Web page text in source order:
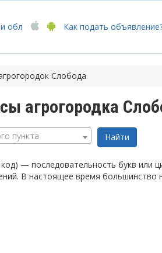
и обл Как подать
Слобода
агрогородка
пункта
— последовательность букв или
В настоящее время